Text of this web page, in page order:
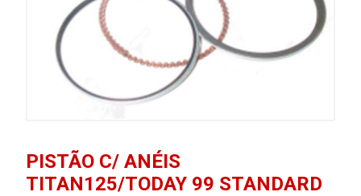
PISTÃO C/ ANÉIS
TITAN125/TODAY 99 STANDARD